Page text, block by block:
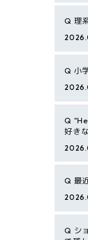
Q 理
Q 小
Q
好き
Q 最
Q シ